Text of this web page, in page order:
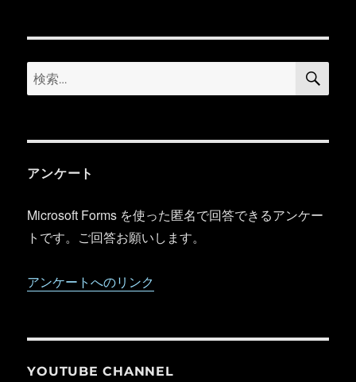
検
索:
検
アンケート
Microsoft Forms を使った匿名で回答できるアンケー
トです。ご回答お願いします。
アンケートへのリンク
YOUTUBE CHANNEL